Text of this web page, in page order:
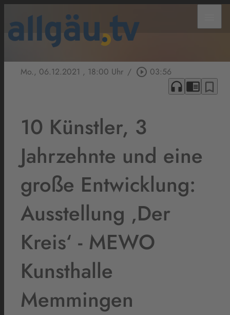
Mo., 06.12.2021 , 18:00 Uhr / play_circle_outline 03:56
headphones chrome_reader_mode bookmark_border
10 Künstler, 3
Jahrzehnte und eine
große Entwicklung:
Ausstellung ‚Der
Kreis‘ - MEWO
Kunsthalle
Memmingen